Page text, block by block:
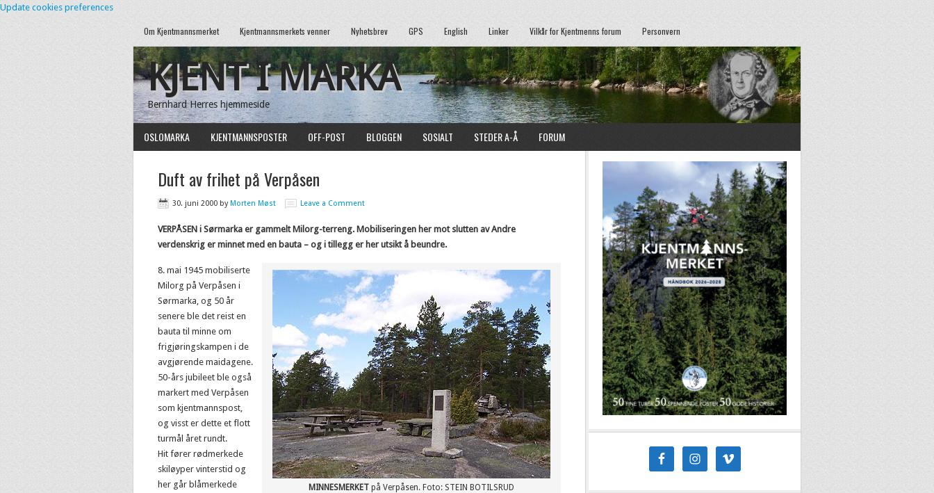
Update cookies preferences
Om Kjentmannsmerket Kjentmannsmerkets venner Nyhetsbrev GPS English Linker Vilkår for Kjentmenns forum Personvern
KJENT I MARKA
Bernhard Herres hjemmeside
OSLOMARKA KJENTMANNSPOSTER OFF-POST BLOGGEN SOSIALT STEDER A-Å FORUM
Duft av frihet på Verpåsen
30. juni 2000 byMorten Møst Leave a Comment
VERPÅSEN i Sørmarka er gammelt Milorg-terreng. Mobiliseringen her mot slutten av Andre
verdenskrig er minnet med en bauta – og i tillegg er her utsikt å beundre.
MINNESMERKET på Verpåsen. Foto: STEIN BOTILSRUD
8. mai 1945 mobiliserte
Milorg på Verpåsen i
Sørmarka, og 50 år
senere ble det reist en
bauta til minne om
frigjøringskampen i de
avgjørende maidagene.
50-års jubileet ble også
markert med Verpåsen
som kjentmannspost,
og visst er dette et flott
turmål året rundt.
Hit fører rødmerkede
skiløyper vinterstid og
her går blåmerkede